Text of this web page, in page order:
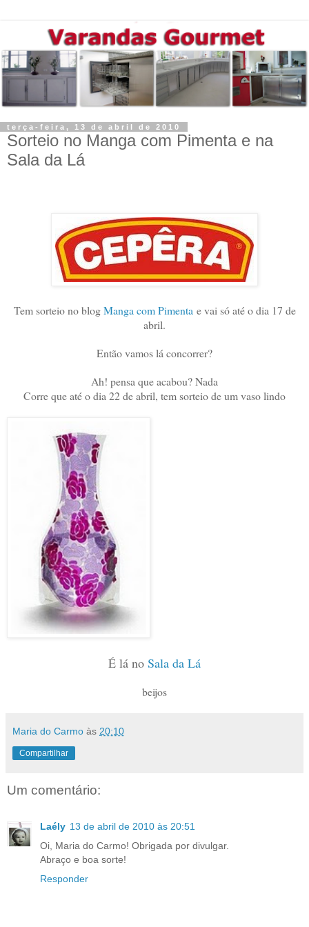
terça-feira, 13 de abril de 2010
Sorteio no Manga com Pimenta e na
Sala da Lá
Tem sorteio no blogManga com Pimentae vai só até o dia 17 de
abril.
Então vamos lá concorrer?
Ah! pensa que acabou? Nada
Corre que até o dia 22 de abril, tem sorteio de um vaso lindo
É lá no Sala da Lá
beijos
Maria do Carmo às 20:10
Compartilhar
Um comentário:
Laély 13 de abril de 2010 às 20:51
Oi, Maria do Carmo! Obrigada por divulgar.
Abraço e boa sorte!
Responder